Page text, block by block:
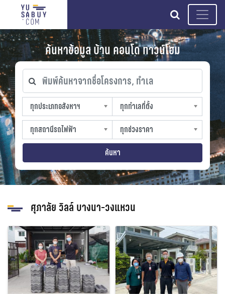
search
ค้นหาข้อมูล บ้าน คอนโด ทาวน์โฮม
พิมพ์ค้นหาจากชื่อโครงการ, ทำเล
ทุกประเภทอสังหาฯ
ทุกประเภทอสังหาฯ
sproperty
ทุกทำเลที่ตั้ง
ทุกทำเลที่ตั้ง
slocation
ทุกสถานีรถไฟฟ้า
ทุกสถานีรถไฟฟ้า
strain-station
ทุกช่วงราคา
ทุกช่วงราคา
sprice
ค้นหา
ศุภาลัย วิลล์ บางนา-วงแหวน